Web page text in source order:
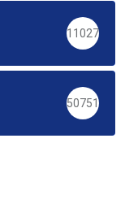
11027
50751